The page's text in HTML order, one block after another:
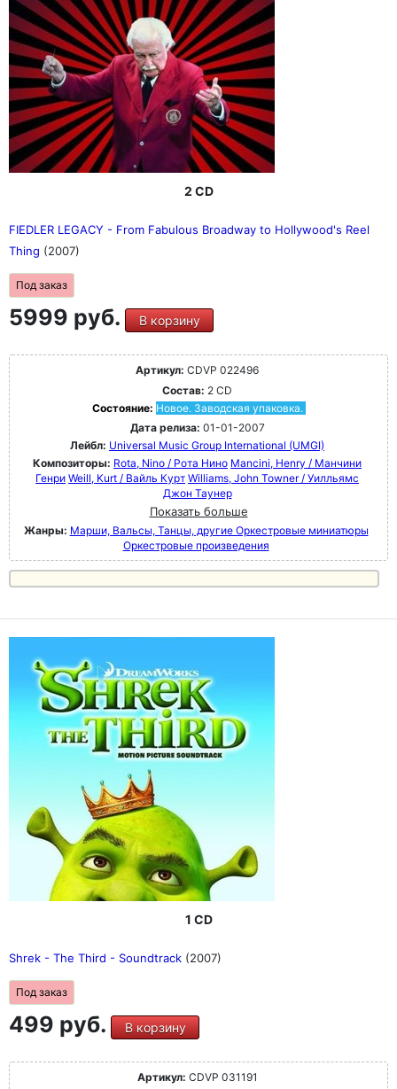
2 CD
FIEDLER LEGACY - From Fabulous Broadway to Hollywood's Reel
Thing (2007)
Под заказ
5999 руб. В корзину
Артикул: CDVP 022496
Состав: 2 CD
Состояние: Новое. Заводская упаковка.
Дата релиза: 01-01-2007
Лейбл: Universal Music Group International (UMGI)
Композиторы: Rota, Nino / Рота Нино Mancini, Henry / Манчини
Генри Weill, Kurt / Вайль Курт Williams, John Towner / Уилльямс
Джон Таунер
Показать больше
Жанры: Марши, Вальсы, Танцы, другие Оркестровые миниатюры
Оркестровые произведения
1 CD
Shrek - The Third - Soundtrack (2007)
Под заказ
499 руб. В корзину
Артикул: CDVP 031191